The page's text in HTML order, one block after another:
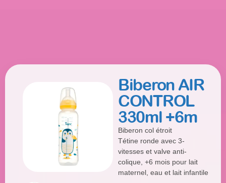
Biberon AIR
CONTROL
330ml +6m
Biberon col étroit
Tétine ronde avec 3-
vitesses et valve anti-
colique, +6 mois pour lait
maternel, eau et lait infantile